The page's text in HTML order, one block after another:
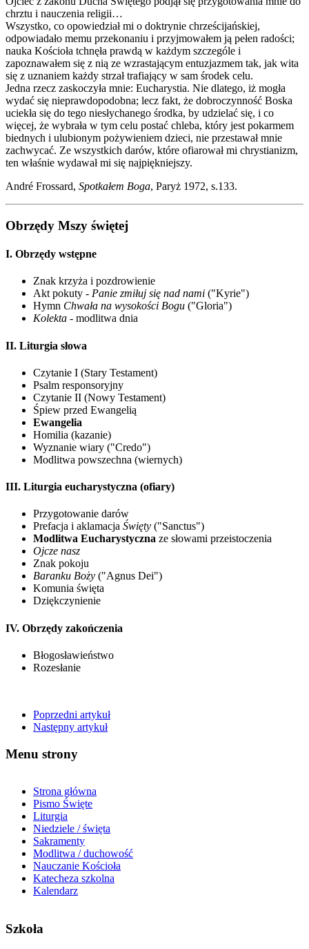
chrztu i nauczenia religii…
Wszystko, co opowiedział mi o doktrynie chrześcijańskiej,
odpowiadało memu przekonaniu i przyjmowałem ją pełen radości;
nauka Kościoła tchnęła prawdą w każdym szczególe i
zapoznawałem się z nią ze wzrastającym entuzjazmem tak, jak wita
się z uznaniem każdy strzał trafiający w sam środek celu.
Jedna rzecz zaskoczyła mnie: Eucharystia. Nie dlatego, iż mogła
wydać się nieprawdopodobna; lecz fakt, że dobroczynność Boska
uciekła się do tego niesłychanego środka, by udzielać się, i co
więcej, że wybrała w tym celu postać chleba, który jest pokarmem
biednych i ulubionym pożywieniem dzieci, nie przestawał mnie
zachwycać. Ze wszystkich darów, które ofiarował mi chrystianizm,
ten właśnie wydawał mi się najpiękniejszy.
André Frossard, Spotkałem Boga, Paryż 1972, s.133.
Obrzędy Mszy świętej
I. Obrzędy wstępne
Znak krzyża i pozdrowienie
Akt pokuty - Panie zmiłuj się nad nami ("Kyrie")
Hymn Chwała na wysokości Bogu ("Gloria")
Kolekta - modlitwa dnia
II. Liturgia słowa
Czytanie I (Stary Testament)
Psalm responsoryjny
Czytanie II (Nowy Testament)
Śpiew przed Ewangelią
Ewangelia
Homilia (kazanie)
Wyznanie wiary ("Credo")
Modlitwa powszechna (wiernych)
III. Liturgia eucharystyczna (ofiary)
Przygotowanie darów
Prefacja i aklamacja Święty ("Sanctus")
Modlitwa Eucharystyczna ze słowami przeistoczenia
Ojcze nasz
Znak pokoju
Baranku Boży ("Agnus Dei")
Komunia święta
Dziękczynienie
IV. Obrzędy zakończenia
Błogosławieństwo
Rozesłanie
Poprzedni artykuł
Następny artykuł
Menu strony
Strona główna
Pismo Święte
Liturgia
Niedziele / święta
Sakramenty
Modlitwa / duchowość
Nauczanie Kościoła
Katecheza szkolna
Kalendarz
Szkoła